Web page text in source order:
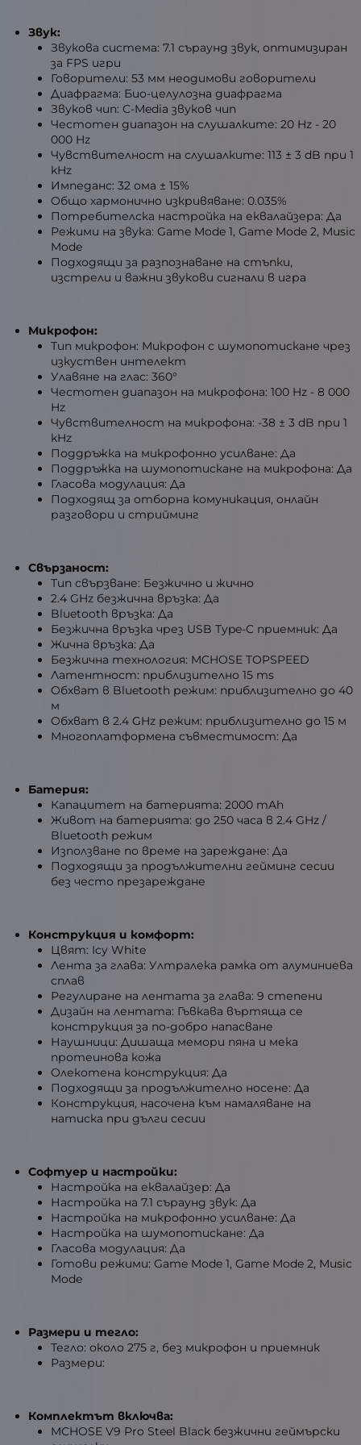
Звук:
Звукова система: 7.1 съраунд звук, оптимизиран
за FPS игри
Говорители: 53 мм неодимови говорители
Диафрагма: Био-целулозна диафрагма
Звуков чип: C-Media звуков чип
Честотен диапазон на слушалките: 20 Hz - 20
000 Hz
Чувствителност на слушалките: 113 ± 3 dB при 1
kHz
Импеданс: 32 ома ± 15%
Общо хармонично изкривяване: 0.035%
Потребителска настройка на еквалайзера: Да
Режими на звука: Game Mode 1, Game Mode 2, Music
Mode
Подходящи за разпознаване на стъпки,
изстрели и важни звукови сигнали в игра
Микрофон:
Тип микрофон: Микрофон с шумопотискане чрез
изкуствен интелект
Улавяне на глас: 360°
Честотен диапазон на микрофона: 100 Hz - 8 000
Hz
Чувствителност на микрофона: -38 ± 3 dB при 1
kHz
Поддръжка на микрофонно усилване: Да
Поддръжка на шумопотискане на микрофона: Да
Гласова модулация: Да
Подходящ за отборна комуникация, онлайн
разговори и стрийминг
Свързаност:
Тип свързване: Безжично и жично
2.4 GHz безжична връзка: Да
Bluetooth връзка: Да
Безжична връзка чрез USB Type-C приемник: Да
Жична връзка: Да
Безжична технология: MCHOSE TOPSPEED
Латентност: приблизително 15 ms
Обхват в Bluetooth режим: приблизително до 40
м
Обхват в 2.4 GHz режим: приблизително до 15 м
Многоплатформена съвместимост: Да
Батерия:
Капацитет на батерията: 2000 mAh
Живот на батерията: до 250 часа в 2.4 GHz /
Bluetooth режим
Използване по време на зареждане: Да
Подходящи за продължителни гейминг сесии
без често презареждане
Конструкция и комфорт:
Цвят: Icy White
Лента за глава: Ултралека рамка от алуминиева
сплав
Регулиране на лентата за глава: 9 степени
Дизайн на лентата: Гъвкава въртяща се
конструкция за по-добро напасване
Наушници: Дишаща мемори пяна и мека
протеинова кожа
Олекотена конструкция: Да
Подходящи за продължително носене: Да
Конструкция, насочена към намаляване на
натиска при дълги сесии
Софтуер и настройки:
Настройка на еквалайзер: Да
Настройка на 7.1 съраунд звук: Да
Настройка на микрофонно усилване: Да
Настройка на шумопотискане: Да
Гласова модулация: Да
Готови режими: Game Mode 1, Game Mode 2, Music
Mode
Размери и тегло:
Тегло: около 275 г, без микрофон и приемник
Размери:
Комплектът включва:
MCHOSE V9 Pro Steel Black безжични геймърски